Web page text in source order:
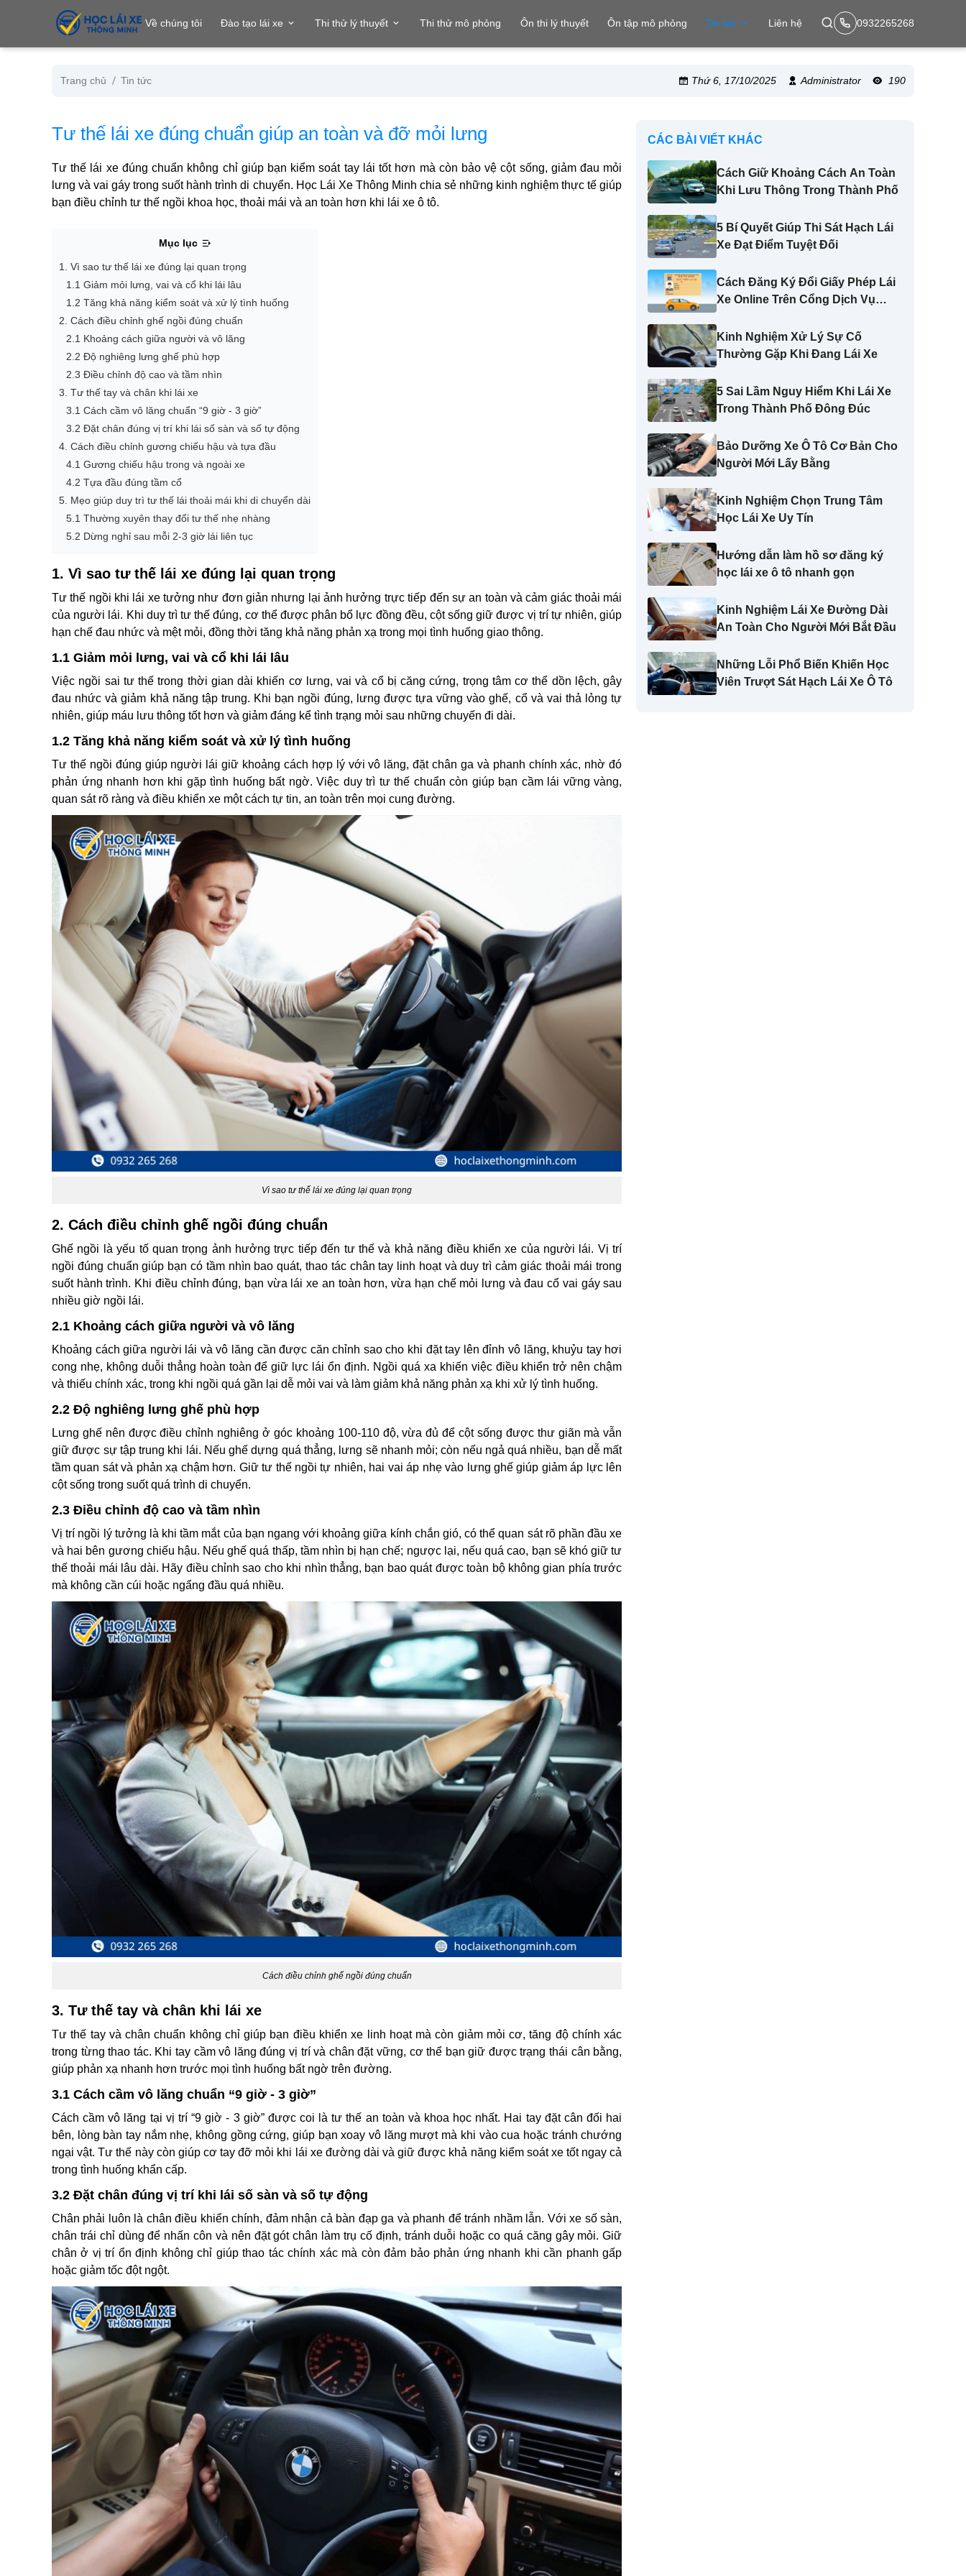
Về chúng tôi Đào tạo lái xe Thi thử lý thuyết Thi thử mô phỏng Ôn thi lý thuyết Ôn tập mô phỏng Tin tức Liên hệ 0932265268
Trang chủ Tin tức Thứ 6, 17/10/2025 Administrator 190
Tư thế lái xe đúng chuẩn giúp an toàn và đỡ mỏi lưng
Tư thế lái xe đúng chuẩn không chỉ giúp bạn kiểm soát tay lái tốt hơn mà còn bảo vệ cột sống, giảm đau mỏi
lưng và vai gáy trong suốt hành trình di chuyển. Học Lái Xe Thông Minh chia sẻ những kinh nghiệm thực tế giúp
bạn điều chỉnh tư thế ngồi khoa học, thoải mái và an toàn hơn khi lái xe ô tô.
Mục lục
1. Vì sao tư thế lái xe đúng lại quan trọng
1.1 Giảm mỏi lưng, vai và cổ khi lái lâu
1.2 Tăng khả năng kiểm soát và xử lý tình huống
2. Cách điều chỉnh ghế ngồi đúng chuẩn
2.1 Khoảng cách giữa người và vô lăng
2.2 Độ nghiêng lưng ghế phù hợp
2.3 Điều chỉnh độ cao và tầm nhìn
3. Tư thế tay và chân khi lái xe
3.1 Cách cầm vô lăng chuẩn “9 giờ - 3 giờ”
3.2 Đặt chân đúng vị trí khi lái số sàn và số tự động
4. Cách điều chỉnh gương chiếu hậu và tựa đầu
4.1 Gương chiếu hậu trong và ngoài xe
4.2 Tựa đầu đúng tầm cổ
5. Mẹo giúp duy trì tư thế lái thoải mái khi di chuyển dài
5.1 Thường xuyên thay đổi tư thế nhẹ nhàng
5.2 Dừng nghỉ sau mỗi 2-3 giờ lái liên tục
1. Vì sao tư thế lái xe đúng lại quan trọng
Tư thế ngồi khi lái xe tưởng như đơn giản nhưng lại ảnh hưởng trực tiếp đến sự an toàn và cảm giác thoải mái
của người lái. Khi duy trì tư thế đúng, cơ thể được phân bổ lực đồng đều, cột sống giữ được vị trí tự nhiên, giúp
hạn chế đau nhức và mệt mỏi, đồng thời tăng khả năng phản xạ trong mọi tình huống giao thông.
1.1 Giảm mỏi lưng, vai và cổ khi lái lâu
Việc ngồi sai tư thế trong thời gian dài khiến cơ lưng, vai và cổ bị căng cứng, trọng tâm cơ thể dồn lệch, gây
đau nhức và giảm khả năng tập trung. Khi bạn ngồi đúng, lưng được tựa vững vào ghế, cổ và vai thả lỏng tự
nhiên, giúp máu lưu thông tốt hơn và giảm đáng kể tình trạng mỏi sau những chuyến đi dài.
1.2 Tăng khả năng kiểm soát và xử lý tình huống
Tư thế ngồi đúng giúp người lái giữ khoảng cách hợp lý với vô lăng, đặt chân ga và phanh chính xác, nhờ đó
phản ứng nhanh hơn khi gặp tình huống bất ngờ. Việc duy trì tư thế chuẩn còn giúp bạn cầm lái vững vàng,
quan sát rõ ràng và điều khiển xe một cách tự tin, an toàn trên mọi cung đường.
Vì sao tư thế lái xe đúng lại quan trọng
2. Cách điều chỉnh ghế ngồi đúng chuẩn
Ghế ngồi là yếu tố quan trọng ảnh hưởng trực tiếp đến tư thế và khả năng điều khiển xe của người lái. Vị trí
ngồi đúng chuẩn giúp bạn có tầm nhìn bao quát, thao tác chân tay linh hoạt và duy trì cảm giác thoải mái trong
suốt hành trình. Khi điều chỉnh đúng, bạn vừa lái xe an toàn hơn, vừa hạn chế mỏi lưng và đau cổ vai gáy sau
nhiều giờ ngồi lái.
2.1 Khoảng cách giữa người và vô lăng
Khoảng cách giữa người lái và vô lăng cần được căn chỉnh sao cho khi đặt tay lên đỉnh vô lăng, khuỷu tay hơi
cong nhẹ, không duỗi thẳng hoàn toàn để giữ lực lái ổn định. Ngồi quá xa khiến việc điều khiển trở nên chậm
và thiếu chính xác, trong khi ngồi quá gần lại dễ mỏi vai và làm giảm khả năng phản xạ khi xử lý tình huống.
2.2 Độ nghiêng lưng ghế phù hợp
Lưng ghế nên được điều chỉnh nghiêng ở góc khoảng 100-110 độ, vừa đủ để cột sống được thư giãn mà vẫn
giữ được sự tập trung khi lái. Nếu ghế dựng quá thẳng, lưng sẽ nhanh mỏi; còn nếu ngả quá nhiều, bạn dễ mất
tầm quan sát và phản xạ chậm hơn. Giữ tư thế ngồi tự nhiên, hai vai áp nhẹ vào lưng ghế giúp giảm áp lực lên
cột sống trong suốt quá trình di chuyển.
2.3 Điều chỉnh độ cao và tầm nhìn
Vị trí ngồi lý tưởng là khi tầm mắt của bạn ngang với khoảng giữa kính chắn gió, có thể quan sát rõ phần đầu xe
và hai bên gương chiếu hậu. Nếu ghế quá thấp, tầm nhìn bị hạn chế; ngược lại, nếu quá cao, bạn sẽ khó giữ tư
thế thoải mái lâu dài. Hãy điều chỉnh sao cho khi nhìn thẳng, bạn bao quát được toàn bộ không gian phía trước
mà không cần cúi hoặc ngẩng đầu quá nhiều.
Cách điều chỉnh ghế ngồi đúng chuẩn
3. Tư thế tay và chân khi lái xe
Tư thế tay và chân chuẩn không chỉ giúp bạn điều khiển xe linh hoạt mà còn giảm mỏi cơ, tăng độ chính xác
trong từng thao tác. Khi tay cầm vô lăng đúng vị trí và chân đặt vững, cơ thể bạn giữ được trạng thái cân bằng,
giúp phản xạ nhanh hơn trước mọi tình huống bất ngờ trên đường.
3.1 Cách cầm vô lăng chuẩn “9 giờ - 3 giờ”
Cách cầm vô lăng tại vị trí “9 giờ - 3 giờ” được coi là tư thế an toàn và khoa học nhất. Hai tay đặt cân đối hai
bên, lòng bàn tay nắm nhẹ, không gồng cứng, giúp bạn xoay vô lăng mượt mà khi vào cua hoặc tránh chướng
ngại vật. Tư thế này còn giúp cơ tay đỡ mỏi khi lái xe đường dài và giữ được khả năng kiểm soát xe tốt ngay cả
trong tình huống khẩn cấp.
3.2 Đặt chân đúng vị trí khi lái số sàn và số tự động
Chân phải luôn là chân điều khiển chính, đảm nhận cả bàn đạp ga và phanh để tránh nhầm lẫn. Với xe số sàn,
chân trái chỉ dùng để nhấn côn và nên đặt gót chân làm trụ cố định, tránh duỗi hoặc co quá căng gây mỏi. Giữ
chân ở vị trí ổn định không chỉ giúp thao tác chính xác mà còn đảm bảo phản ứng nhanh khi cần phanh gấp
hoặc giảm tốc đột ngột.
CÁC BÀI VIẾT KHÁC
Cách Giữ Khoảng Cách An Toàn
Khi Lưu Thông Trong Thành Phố
5 Bí Quyết Giúp Thi Sát Hạch Lái
Xe Đạt Điểm Tuyệt Đối
Cách Đăng Ký Đổi Giấy Phép Lái
Xe Online Trên Cổng Dịch Vụ
Kinh Nghiệm Xử Lý Sự Cố
Thường Gặp Khi Đang Lái Xe
5 Sai Lầm Nguy Hiểm Khi Lái Xe
Trong Thành Phố Đông Đúc
Bảo Dưỡng Xe Ô Tô Cơ Bản Cho
Người Mới Lấy Bằng
Kinh Nghiệm Chọn Trung Tâm
Học Lái Xe Uy Tín
Hướng dẫn làm hồ sơ đăng ký
học lái xe ô tô nhanh gọn
Kinh Nghiệm Lái Xe Đường Dài
An Toàn Cho Người Mới Bắt Đầu
Những Lỗi Phổ Biến Khiến Học
Viên Trượt Sát Hạch Lái Xe Ô Tô